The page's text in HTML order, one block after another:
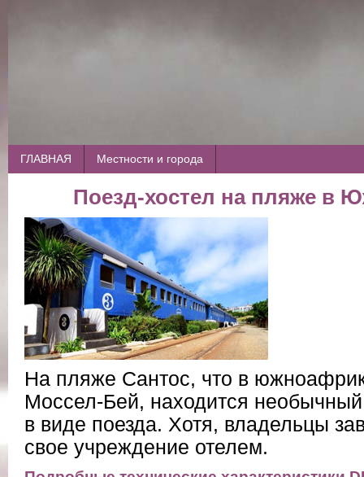
ГЛАВНАЯ Местности и города
Поезд-хостел на пляже в
На пляже Сантос, что в
Моссел-Бей, находится
в виде поезда. Хотя, владельцы
свое учреждение отелем.